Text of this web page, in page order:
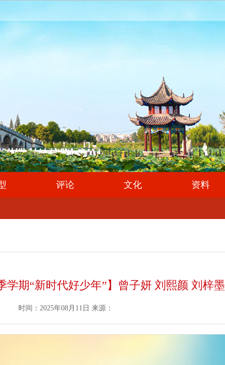
评论 文化 资料
学期“新时代好少年”】曾子妍 刘熙颜 刘梓墨
时间：2025年08月11日 来源：